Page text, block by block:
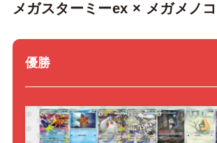
メガスターミーex × メガメノ
優勝